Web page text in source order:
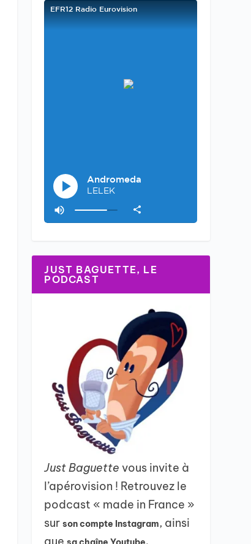
JUST BAGUETTE, LE
PODCAST
Just Baguettevous invite à
l’apérovision ! Retrouvez le
podcast « made in France »
surson compte Instagram, ainsi